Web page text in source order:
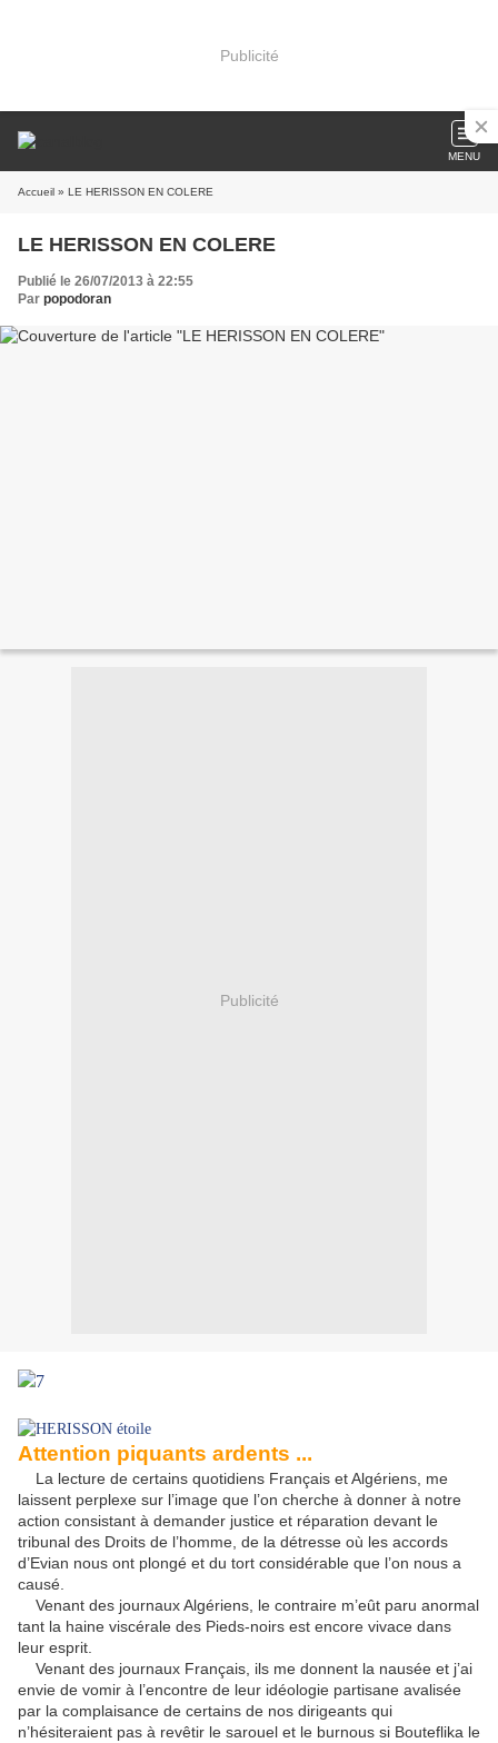
Publicité
MENU
Accueil » LE HERISSON EN COLERE
LE HERISSON EN COLERE
Publié le 26/07/2013 à 22:55
Par popodoran
Publicité
Attention piquants ardents ...
La lecture de certains quotidiens Français et Algériens, me
laissent perplexe sur l’image que l’on cherche à donner à notre
action consistant à demander justice et réparation devant le
tribunal des Droits de l’homme, de la détresse où les accords
d’Evian nous ont plongé et du tort considérable que l’on nous a
causé.
Venant des journaux Algériens, le contraire m’eût paru anormal
tant la haine viscérale des Pieds-noirs est encore vivace dans
leur esprit.
Venant des journaux Français, ils me donnent la nausée et j’ai
envie de vomir à l’encontre de leur idéologie partisane avalisée
par la complaisance de certains de nos dirigeants qui
n’hésiteraient pas à revêtir le sarouel et le burnous si Bouteflika le